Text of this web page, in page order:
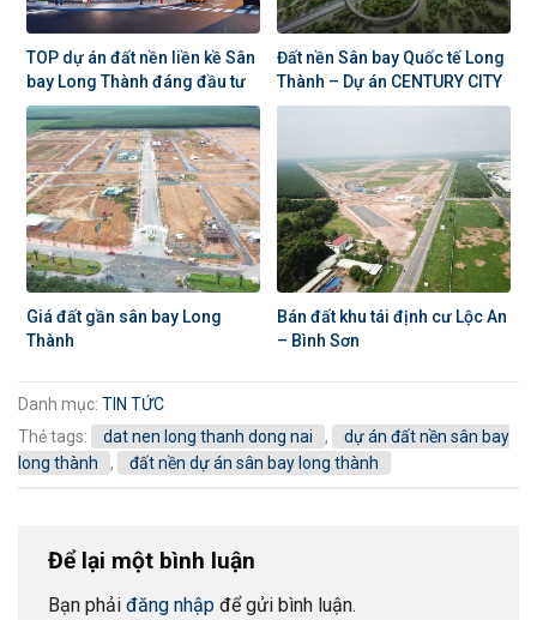
TOP dự án đất nền liền kề Sân
bay Long Thành đáng đầu tư
Đất nền Sân bay Quốc tế Long
Thành – Dự án CENTURY CITY
Giá đất gần sân bay Long
Thành
Bán đất khu tái định cư Lộc An
– Bình Sơn
Danh mục: TIN TỨC
Thẻ tags:
dat nen long thanh dong nai ,
dự án đất nền sân bay
long thành
, đất nền dự án sân bay long thành
Để lại một bình luận
Bạn phải đăng nhập để gửi bình luận.